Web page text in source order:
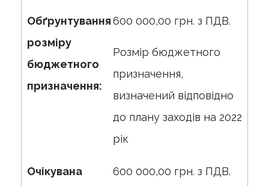
Обґрунтування
розміру
бюджетного
призначення:
600 000,00 грн. з ПДВ.
Розмір бюджетного
призначення,
визначений відповідно
до плану заходів на 2022
рік
Очікувана
600 000,00 грн. з ПДВ.